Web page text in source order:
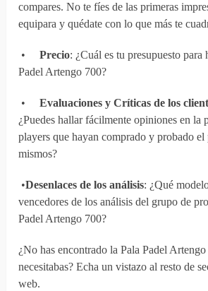
compares. No te fíes de las primeras
equipara y quédate con lo que más te
•Precio: ¿Cuál es tu presupuesto para
Padel Artengo 700?
•Evaluaciones y Críticas de los
¿Puedes hallar fácilmente opiniones en la
players que hayan comprado y probado
mismos?
•Desenlaces de los análisis: ¿Qué
vencedores de los análisis del grupo de
Padel Artengo 700?
¿No has encontrado la Pala Padel
necesitabas? Echa un vistazo al resto de
web.